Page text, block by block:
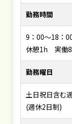
勤務時間
9：00～18：
休憩1h 実働
勤務曜日
土日祝日含む
(週休2日制)